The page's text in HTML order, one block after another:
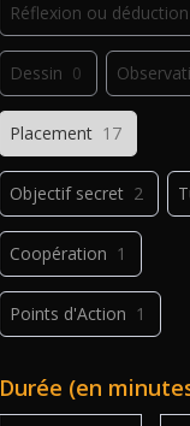
Réflexion ou déduction
Dessin 0
Placement 17
Objectif secret 2
Coopération 1
Points d'Action 1
Déplacement 1
Durée (en